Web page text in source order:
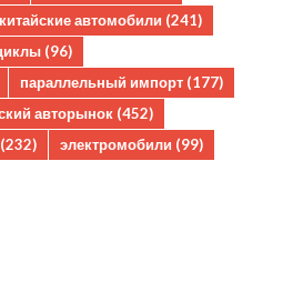
китайские автомобили (241)
(96)
параллельный импорт (177)
авторынок (452)
(232) электромобили (99)